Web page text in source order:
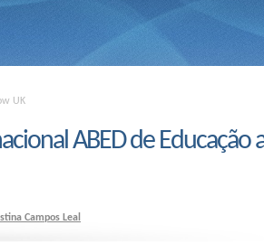
UK
ABED de Educação
Campos Leal